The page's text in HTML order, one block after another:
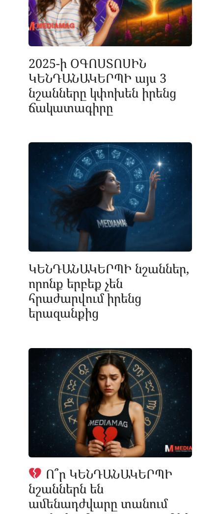
2025-ի ՕԳՈՍՏՈՍԻՆ
ԿԵՆԴԱՆԱԿԵՐՊԻ այս 3
նշանները կփոխեն իրենց
ճակատագիրը
ԿԵՆԴԱՆԱԿԵՐՊԻ նշաններ,
որոնք երբեք չեն
հրաժարվում իրենց
երազանքից
Ո՞ր ԿԵՆԴԱՆԱԿԵՐՊԻ
նշաններն են
ամենադժվարը տանում